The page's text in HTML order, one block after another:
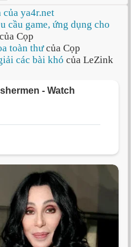
ya4r.net
cầu game, ứng dụng cho
Cọp
toàn thưcủa Cọp
các bài khó của LeZink